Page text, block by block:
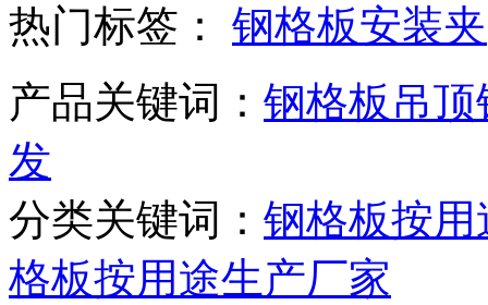
热门标签：
钢格板安装夹
产品关键词： 钢格板吊顶
发
分类关键词： 钢格板按
格板按用途生产厂家